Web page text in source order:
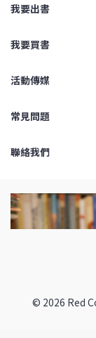
我要出書
我要買書
活動傳媒
常見問題
聯絡我們
© 2026 Red